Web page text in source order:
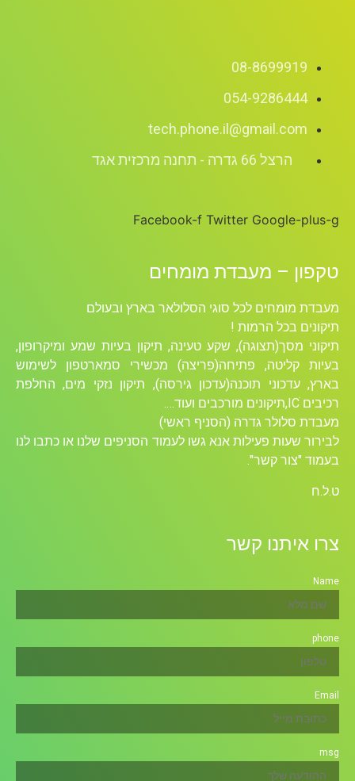
08-8699919
054-9286444
tech.phone.il@gmail.com
הרצל 66 גדרה - תחנה מרכזית אגד
Facebook-f Twitter Google-plus-g
טקפון – מעבדת מומחים
מעבדת מומחים לכל סוגי הסלולאר בארץ ובעולם
תיקונים בכל הרמות !
תיקוני מסך(תצוגה), שקע טעינה, תיקון בעיות שמע ומיקרופון,
בעיות קליטה, פתיחה(פריצה) מכשירי סמארטפון לשימוש
בארץ, עדכוני תוכנה(עדכון גירסה), תיקון נזקי מים, החלפת
רכיבים ICׁ,תיקונים מורכבים ועוד….
מעבדת סלולר גדרה (הסניף ראשי)
לבירור שעות פעילות אנא גשו לעמוד הסניפים שלנו או כתבו לנו
בעמוד "צור קשר".
ט.ל.ח
צרו איתנו קשר
Name
phone
Email
msg